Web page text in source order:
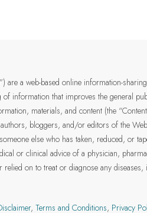
are a web-based online information-
information that improves the general
materials, and content (the
bloggers, and/or editors of the
else who has taken, reduced, or
or clinical advice of a physician,
on to treat or diagnose any
,Terms and Conditions, Privacy